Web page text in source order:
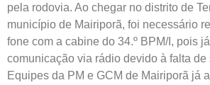
pela rodovia. Ao chegar no distrito de
município de Mairiporã, foi necessário
fone com a cabine do 34.º BPM/I, pois
comunicação via rádio devido à falta de
Equipes da PM e GCM de Mairiporã já